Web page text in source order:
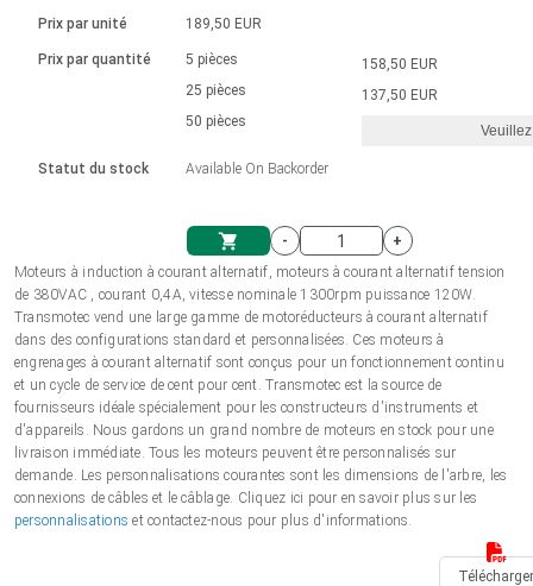
Système d'unité
Panier
Solénoïdes
Ø 28-42| 1-1400 rpm | <= 290Ncm
Contrôleur de moteur CC sans
Pilotes de moteurs à courant
continu à balais série DPWM
Pilotes de moteur pas à pas
Synchrone-Asynchrone | pour 1-4 actionneurs
Boîtes de contrôle
Synchrone-Asynchrone | pour 1-4 actionneurs
Français (EUR)
Polski (EUR)
Norsk (NOK)
Suomi (EUR)
Svenska (SEK)
Prix par unité
Prix par quantité
Statut du stock
189,50 EUR
5 pièces
25 pièces
50 pièces
Available On Backorder
158,50 EUR
137,50 EUR
-
+
Moteurs à induction à courant alternatif, moteurs à courant alternatif tension
de 380VAC , courant 0,4A, vitesse nominale 1300rpm puissance 120W.
Transmotec vend une large gamme de motoréducteurs à courant alternatif
dans des configurations standard et personnalisées. Ces moteurs à
engrenages à courant alternatif sont conçus pour un fonctionnement continu
et un cycle de service de cent pour cent. Transmotec est la source de
fournisseurs idéale spécialement pour les constructeurs d'instruments et
d'appareils. Nous gardons un grand nombre de moteurs en stock pour une
livraison immédiate. Tous les moteurs peuvent être personnalisés sur
demande. Les personnalisations courantes sont les dimensions de l'arbre, les
connexions de câbles et le câblage. Cliquez ici pour en savoir plus sur les
personnalisationset contactez-nous pour plus d'informations.
Télécharger